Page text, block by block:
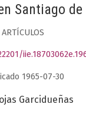
Santiago
ARTÍCULOS
1965-07-30
Garcidueñas